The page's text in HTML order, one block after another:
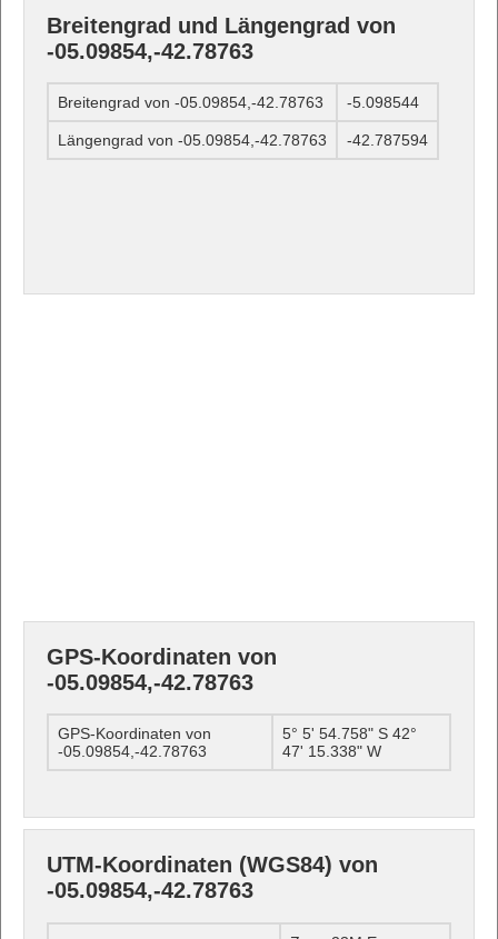
Breitengrad und Längengrad von
-05.09854,-42.78763
Breitengrad von -05.09854,-42.78763 -5.098544
Längengrad von -05.09854,-42.78763 -42.787594
GPS-Koordinaten von
-05.09854,-42.78763
GPS-Koordinaten von
-05.09854,-42.78763
5° 5' 54.758" S 42°
47' 15.338" W
UTM-Koordinaten (WGS84) von
-05.09854,-42.78763